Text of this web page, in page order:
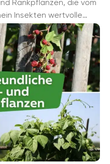
Rankpflanzen, die vom
Insekten wertvolle
Manche Pflanzen